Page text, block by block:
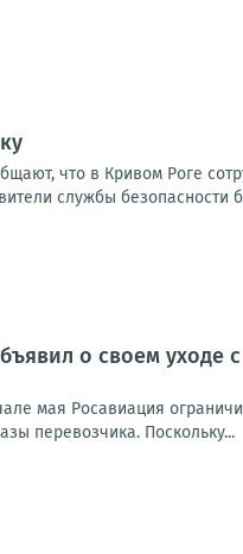
что в Кривом Роге
службы безопасности
о своем уходе
мая Росавиация
перевозчика. Поскольку...